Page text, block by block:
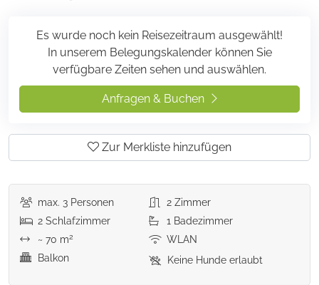
Es wurde noch kein Reisezeitraum ausgewählt!
In unserem Belegungskalender können Sie
verfügbare Zeiten sehen und auswählen.
Anfragen & Buchen
Zur Merkliste hinzufügen
max. 3 Personen 2Zimmer
2 Schlafzimmer 1 Badezimmer
~ 70 m2
WLAN
Balkon
Keine Hunde erlaubt